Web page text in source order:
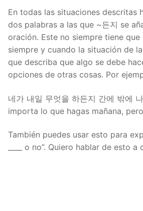
En todas las situaciones descritas
dos palabras a las que ~든지 se
oración. Este no siempre tiene que
siempre y cuando la situación de
que describa que algo se debe
opciones de otras cosas. Por
네가 내일 무엇을 하든지 간에 밖에
importa lo que hagas mañana,
También puedes usar esto para
____ o no”. Quiero hablar de esto